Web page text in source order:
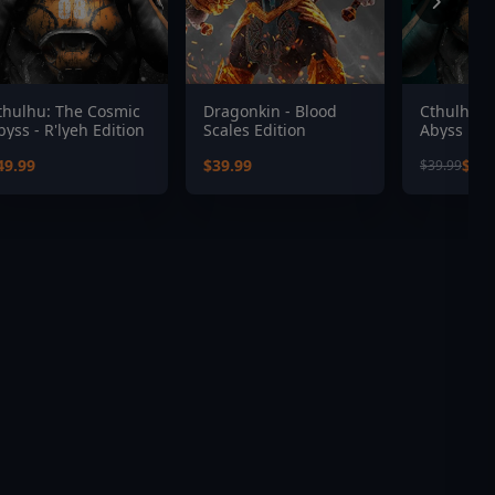
The Cosmic
- R'lyeh Edition
Dragonkin - Blood
Scales Edition
$39.99
Cthulhu:
Abyss
$39.99